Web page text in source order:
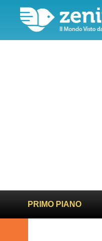
PRIMO PIANO
e giusto LEV: